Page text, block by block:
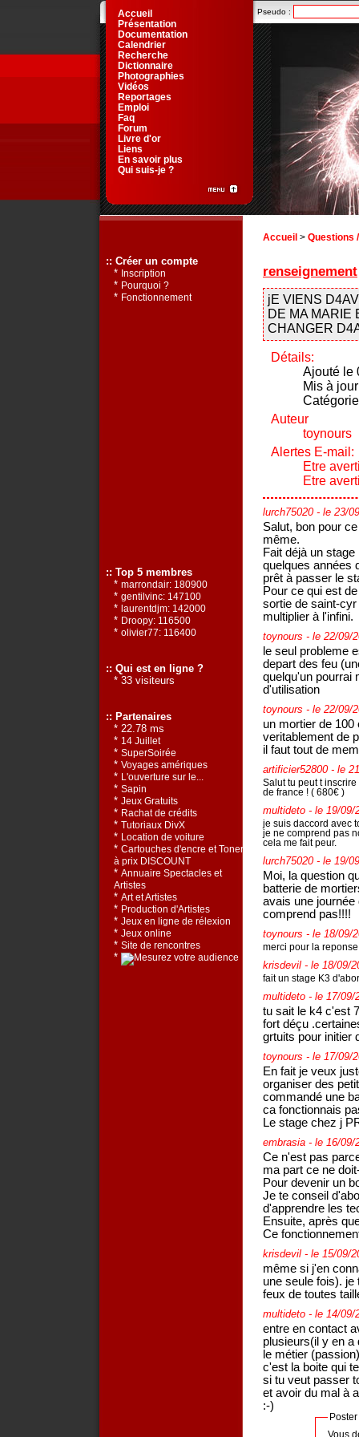
Accueil > Questions
renseignement
jE VIENS
DE MA MARIE
CHANGER
Détails:
Ajouté le
Mis à
Auteur
toynours
Alertes E-mail:
Etre
Etre
lurch75020- le 23/
Salut, bon pour
même.
Fait déjà un
quelques années
prêt à passer le
Pour ce qui est
sortie de saint-
multiplier à l'infini.
toynours - le 22/09/
le seul probleme
depart des feu
quelqu'un pourrai
d'utilisation
toynours - le 22/09/
un mortier de 100
veritablement de
il faut tout de
artificier52800- le
Salut tu peut t
de france ! ( 680€ )
multideto - le 19/09/
je suis daccord avec
je ne comprend pas
cela me fait peur.
lurch75020- le 19/
Moi, la question
batterie de
avais une journée
comprend pas!!!!
toynours - le 18/09/
merci pour la
krisdevil - le 18/09/
fait un stage K3
multideto - le 17/09/
tu sait le k4 c'est
fort déçu
grtuits pour initier
toynours - le 17/09/
En fait je veux
organiser des
commandé une
ca fonctionnais
Le stage chez j
embrasia - le 16/09/
Ce n'est pas
ma part ce ne
Pour devenir un
Je te conseil
d'apprendre les
Ensuite, après
Ce
krisdevil - le 15/09/
même si j'en
une seule fois).
feux de toutes
multideto - le 14/09/
entre en contact
plusieurs(il y en a
le métier
c'est la boite qui
si tu veut passer
et avoir du mal à
:-)
Vous
Pseudo :
Accueil
Présentation
Documentation
Calendrier
Recherche
Dictionnaire
Photographies
Vidéos
Reportages
Emploi
Faq
Forum
Livre d'or
Liens
En savoir plus
Qui suis-je ?
:: Créer un compte
* Inscription
* Pourquoi ?
* Fonctionnement
:: Top 5 membres
* marrondair: 180900
* gentilvinc: 147100
* laurentdjm: 142000
* Droopy: 116500
* olivier77: 116400
:: Qui est en ligne ?
* 33 visiteurs
:: Partenaires
* 22.78 ms
* 14 Juillet
* SuperSoirée
* Voyages amériques
* L'ouverture sur le...
* Sapin
* Jeux Gratuits
* Rachat de crédits
* Tutoriaux DivX
* Location de voiture
* Cartouches d'encre et Toners
à prix DISCOUNT
* Annuaire Spectacles et
Artistes
* Art et Artistes
* Production d'Artistes
* Jeux en ligne de rélexion
* Jeux online
* Site de rencontres
*